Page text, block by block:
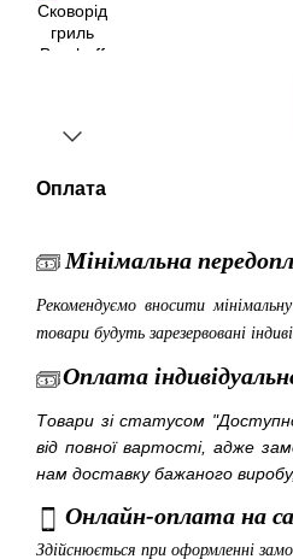
Оплата
Мінімальна
Рекомендуємо вносити
товари будуть зарезервовані
Оплата
Товари зі статусом
від повної вартості, адже
нам доставку бажаного
Онлайн-оплата на
Здійснюється при оформленні